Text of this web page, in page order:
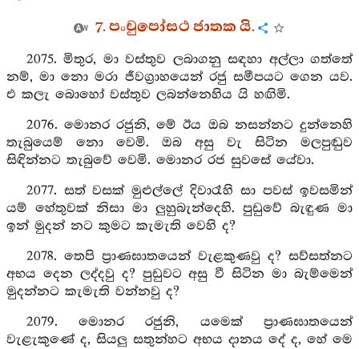
7. පංචුපෝසථ ජාතක යි.
2075. මිතුර, මා වස්තුව ලබාගනු සඳහා අල්ලා ගත්තේ
නම්, මා නො මරා ජීවග්‍රාහයෙන් රජු සමීපයට ගෙන යව.
එ කලැ බොහෝ වස්තුව ලබන්නෙහිය යි හඟිමි.
2076. මොනර රජුනි, මේ ඊය ඔබ නසන්නට දුන්නෙහි
තැබුයෙම් නො වෙමි. ඔබ අසු වැ සිටින මලපුඬුව
සිඳින්නට තැබුවේ වෙමි. මොනර රජ සුවසේ යේවා.
2077. සත් වසක් මුළුල්ලේ දිවාරෑහි සා පවස් ඉවසමින්
යම් හේතුවක් නිසා මා ලුහුබැන්දෙහි. පුඩුවේ බැඳුණ මා
ඉන් මුදන් නට කුමට කැමැති වෙහි ද?
2078. තෙපි ප්‍රාණඝාතයෙන් වැළකුණවු ද? සව්සත්නට
අභය දෙන ලද්දවු ද? පුඩුවට අසු වී සිටින මා බැම්මෙන්
මුදන්නට කැමැති වන්නවු ද?
2079. මොනර රජුනි, යමෙක් ප්‍රාණඝාතයෙන්
වැළැකුණේ ද, සියලු සතුන්හට අභය දානය දේ ද, හේ මෙ